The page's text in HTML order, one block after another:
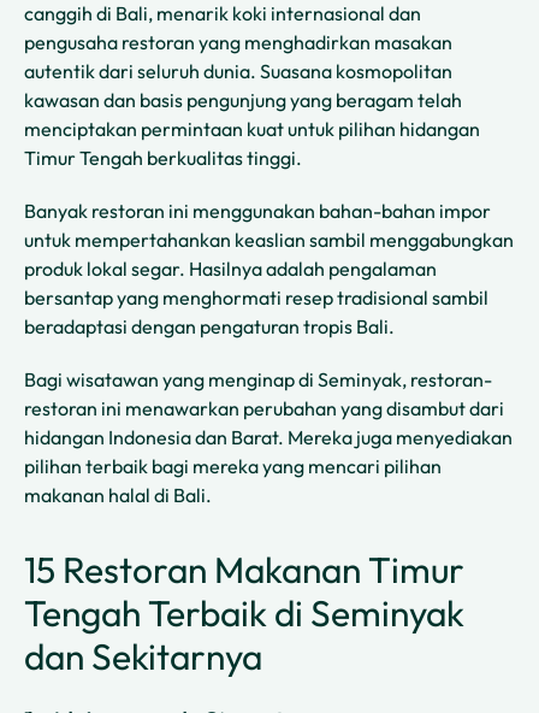
canggih di Bali, menarik koki internasional dan
pengusaha restoran yang menghadirkan masakan
autentik dari seluruh dunia. Suasana kosmopolitan
kawasan dan basis pengunjung yang beragam telah
menciptakan permintaan kuat untuk pilihan hidangan
Timur Tengah berkualitas tinggi.
Banyak restoran ini menggunakan bahan-bahan impor
untuk mempertahankan keaslian sambil menggabungkan
produk lokal segar. Hasilnya adalah pengalaman
bersantap yang menghormati resep tradisional sambil
beradaptasi dengan pengaturan tropis Bali.
Bagi wisatawan yang menginap di Seminyak, restoran-
restoran ini menawarkan perubahan yang disambut dari
hidangan Indonesia dan Barat. Mereka juga menyediakan
pilihan terbaik bagi mereka yang mencari pilihan
makanan halal di Bali.
15 Restoran Makanan Timur
Tengah Terbaik di Seminyak
dan Sekitarnya